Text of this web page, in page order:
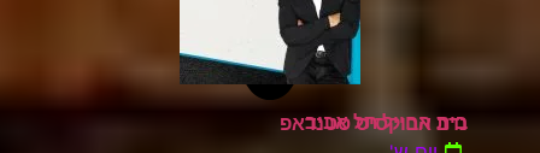
בית החייל תל אביב
נדב אבוקסיס סטנדאפ